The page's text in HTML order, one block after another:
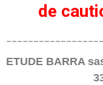
de
ETUDE BARRA